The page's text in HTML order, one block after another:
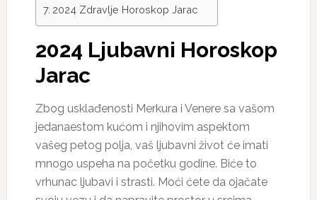
2024 Zdravlje Horoskop Jarac
2024 Ljubavni Horoskop
Jarac
Zbog usklađenosti Merkura i Venere sa vašom
jedanaestom kućom i njihovim aspektom
vašeg petog polja, vaš ljubavni život će imati
mnogo uspeha na početku godine. Biće to
vrhunac ljubavi i strasti. Moći ćete da ojačate